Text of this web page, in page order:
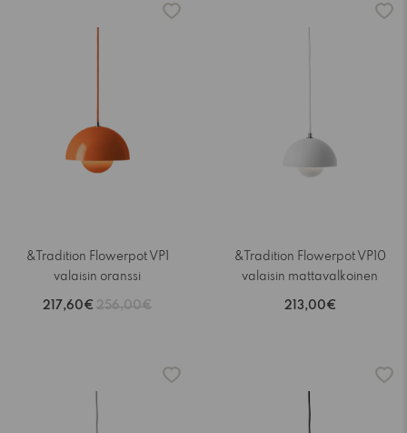
&Tradition Flowerpot VP1
valaisin oranssi
217,60€ 256,00€
&Tradition Flowerpot VP10
valaisin mattavalkoinen
213,00€